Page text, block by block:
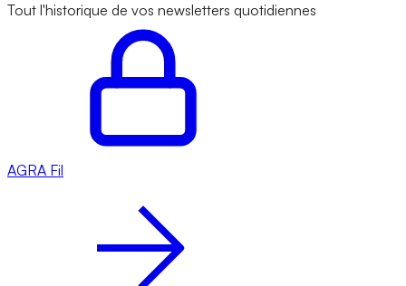
Tout l'historique de vos newsletters quotidiennes
AGRA Fil